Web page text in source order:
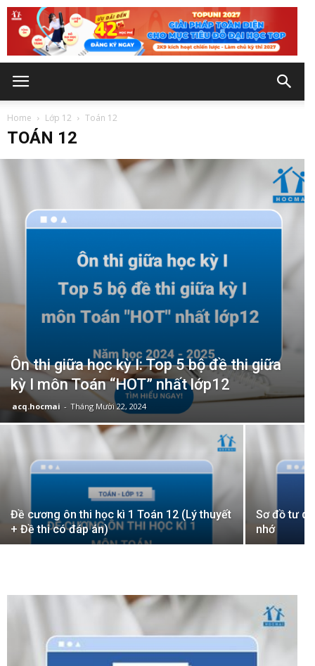
Home Lớp 12 Toán 12
TOÁN 12
Ôn thi giữa học kỳ I: Top 5 bộ đề thi giữa
kỳ I môn Toán “HOT” nhất lớp12
acq.hocmai - Tháng Mười 22, 2024
Đề cương ôn thi học kì 1 Toán 12 (Lý thuyết
+ Đề thi có đáp án)
Sơ đồ tư
nhớ